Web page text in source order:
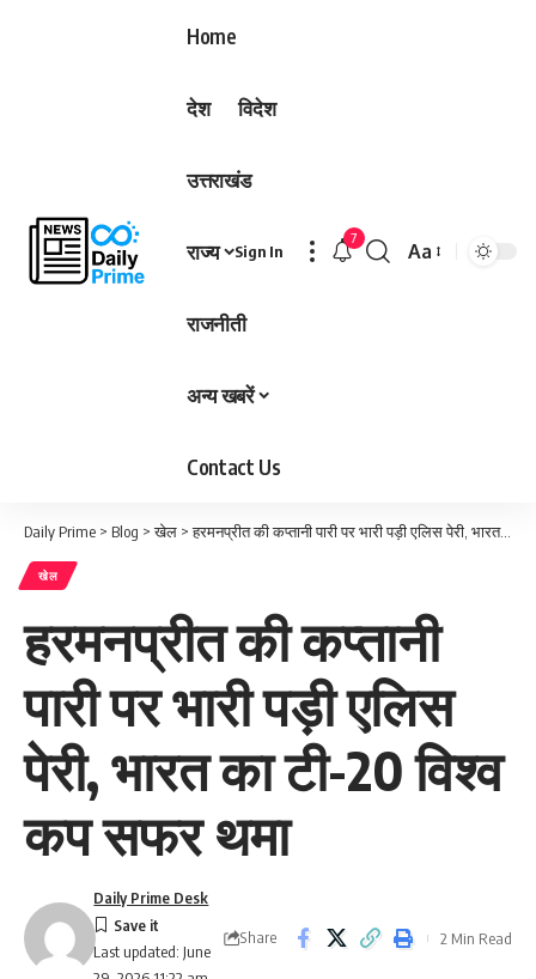
Home
देश विदेश
उत्तराखंड
राज्य
राजनीती
अन्य खबरें
Contact Us
Sign In
7
Font
Aa
Daily Prime > Blog >खेल >हरमनप्रीत की कप्तानी पारी पर भारी पड़ी एलिस पेरी, भारत का टी-20 विश्व कप सफर थमा
खेल
हरमनप्रीत की कप्तानी
पारी पर भारी पड़ी एलिस
पेरी, भारत का टी-20 विश्व
कप सफर थमा
Last updated: June
Daily Prime Desk
Share 2 Min Read